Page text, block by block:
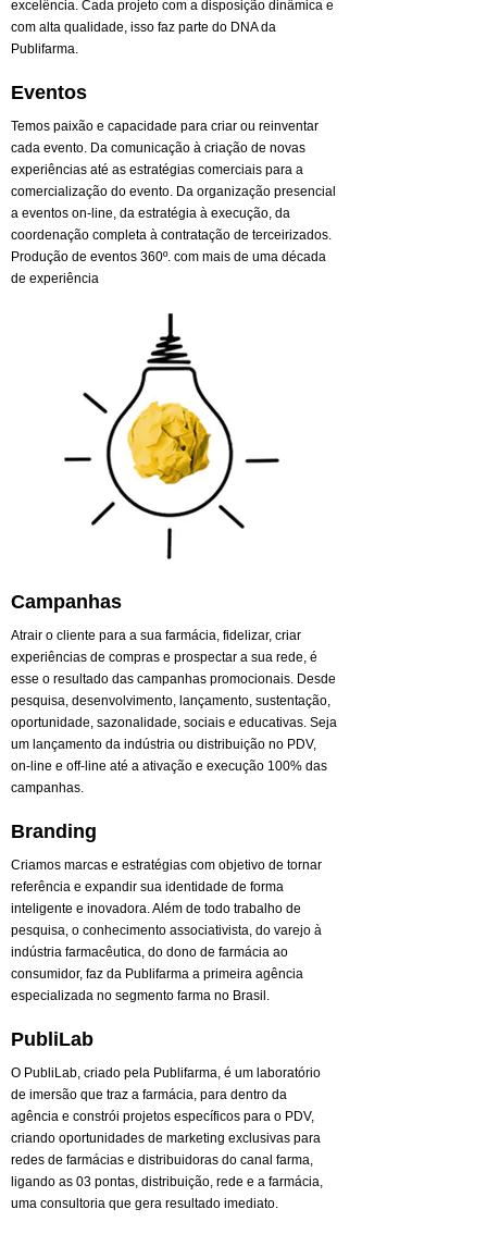
excelência. Cada projeto com a disposição dinâmica e
com alta qualidade, isso faz parte do DNA da
Publifarma.
Eventos
Temos paixão e capacidade para criar ou reinventar
cada evento. Da comunicação à criação de novas
experiências até as estratégias comerciais para a
comercialização do evento. Da organização presencial
a eventos on-line, da estratégia à execução, da
coordenação completa à contratação de terceirizados.
Produção de eventos 360º. com mais de uma década
de experiência
Campanhas
Atrair o cliente para a sua farmácia, fidelizar, criar
experiências de compras e prospectar a sua rede, é
esse o resultado das campanhas promocionais. Desde
pesquisa, desenvolvimento, lançamento, sustentação,
oportunidade, sazonalidade, sociais e educativas. Seja
um lançamento da indústria ou distribuição no PDV,
on-line e off-line até a ativação e execução 100% das
campanhas.
Branding
Criamos marcas e estratégias com objetivo de tornar
referência e expandir sua identidade de forma
inteligente e inovadora. Além de todo trabalho de
pesquisa, o conhecimento associativista, do varejo à
indústria farmacêutica, do dono de farmácia ao
consumidor, faz da Publifarma a primeira agência
especializada no segmento farma no Brasil.
PubliLab
O PubliLab, criado pela Publifarma, é um laboratório
de imersão que traz a farmácia, para dentro da
agência e constrói projetos específicos para o PDV,
criando oportunidades de marketing exclusivas para
redes de farmácias e distribuidoras do canal farma,
ligando as 03 pontas, distribuição, rede e a farmácia,
uma consultoria que gera resultado imediato.